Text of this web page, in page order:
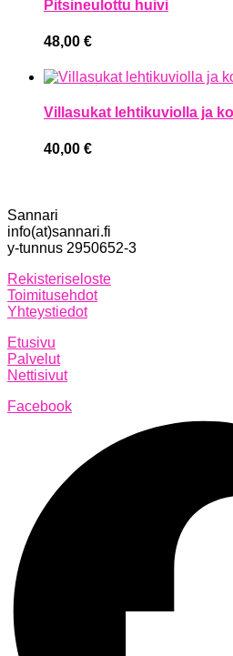
Pitsineulottu huivi
48,00 €
Villasukat lehtikuviolla ja
40,00 €
Sannari
info(at)sannari.fi
y-tunnus 2950652-3
Rekisteriseloste
Toimitusehdot
Yhteystiedot
Etusivu
Palvelut
Nettisivut
Facebook